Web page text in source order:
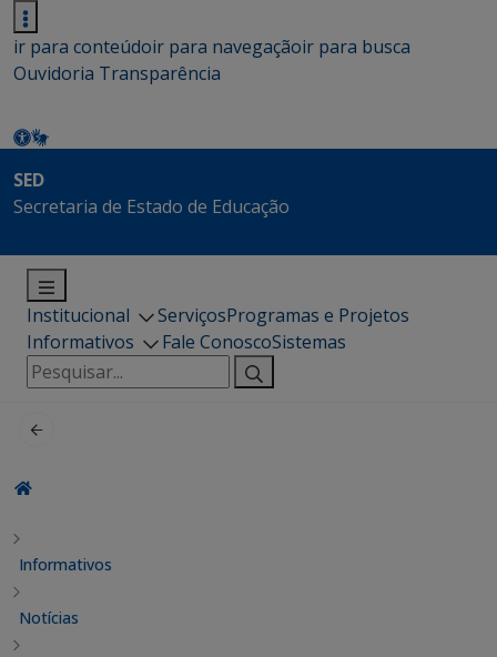
ir para conteúdoir para navegaçãoir para busca
Ouvidoria Transparência
SED
Secretaria de Estado de Educação
Institucional ServiçosProgramas e Projetos
Informativos
Fale ConoscoSistemas
Pesquisar
por:
Informativos
Notícias